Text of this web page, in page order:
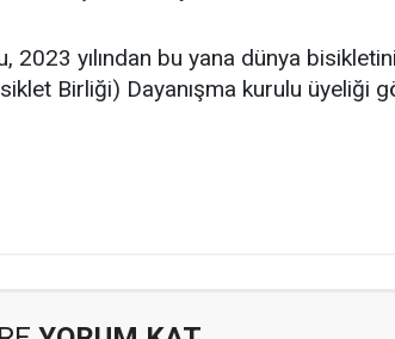
2023 yılından bu yana dünya
Birliği) Dayanışma kurulu üyeliği